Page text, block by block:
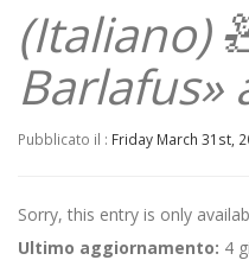
(Italiano)
Barlafus»
Pubblicato il : Friday March 31st,
Sorry, this entry is only
Ultimo aggiornamento: 4